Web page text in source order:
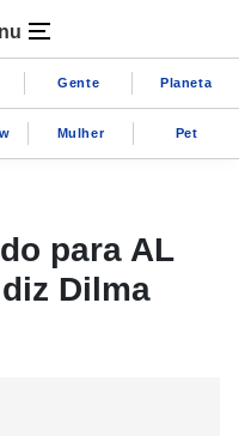
Gente Planeta
Mulher Pet
para AL
Dilma